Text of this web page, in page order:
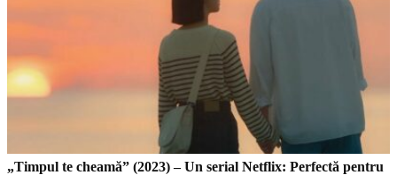
„Timpul te cheamă” (2023) – Un serial Netflix: Perfectă pentru